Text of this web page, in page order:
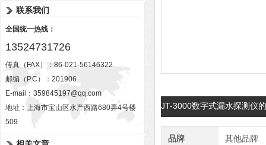
联系我们
全国统一热线：
13524731726
传真（FAX）：86-021-56146322
邮编（P.C）：201906
E-mail： 359845197@qq.com
地址：上海市宝山区水产西路680弄4号楼
509
JT-3000数字式漏水探测仪
品牌 其他品牌